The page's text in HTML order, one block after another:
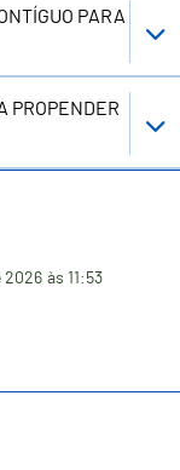
PARA
PROPENDER
2026 às 11:53